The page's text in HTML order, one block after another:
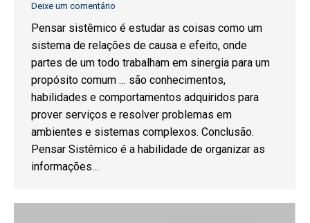
Deixe um comentário
Pensar sistêmico é estudar as coisas como um
sistema de relações de causa e efeito, onde
partes de um todo trabalham em sinergia para um
propósito comum … são conhecimentos,
habilidades e comportamentos adquiridos para
prover serviços e resolver problemas em
ambientes e sistemas complexos. Conclusão.
Pensar Sistêmico é a habilidade de organizar as
informações…